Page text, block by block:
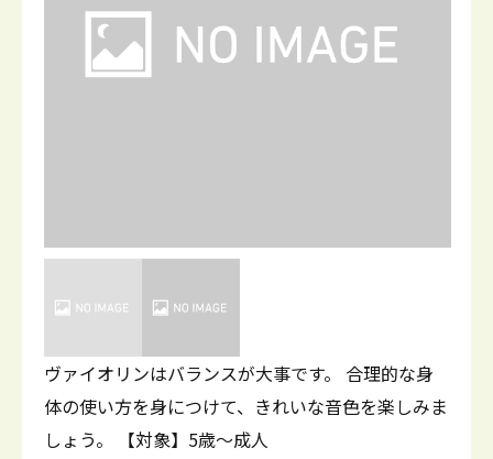
ヴァイオリンはバランスが大事です。 合理的な身
体の使い方を身につけて、きれいな音色を楽しみま
しょう。 【対象】5歳～成人